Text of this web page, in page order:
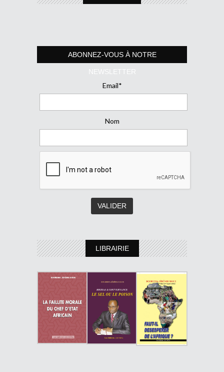
ABONNEZ-VOUS À NOTRE
NEWSLETTER
Email*
Nom
LIBRAIRIE